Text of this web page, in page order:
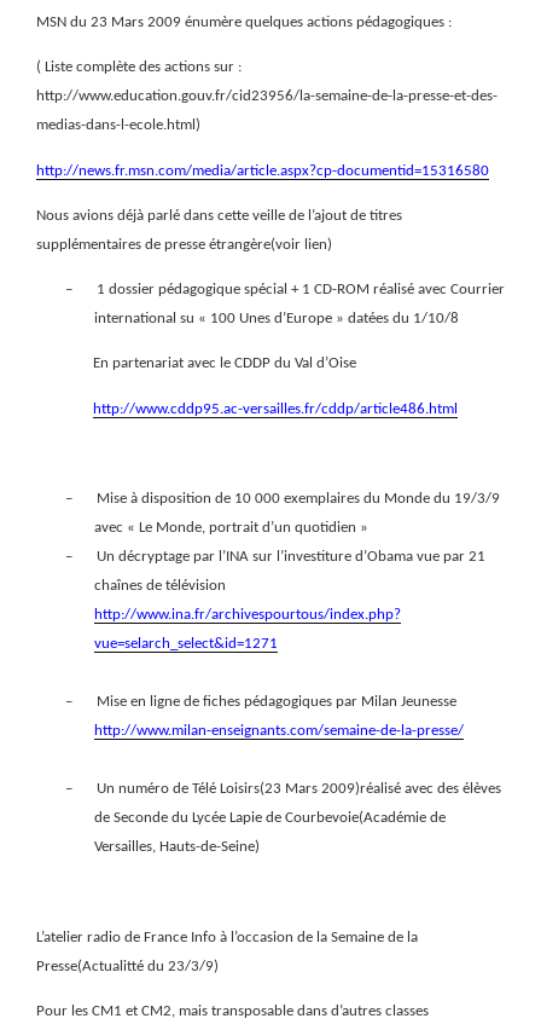
MSN du 23 Mars 2009 énumère quelques actions pédagogiques :
( Liste complète des actions sur :
http://www.education.gouv.fr/cid23956/la-semaine-de-la-presse-et-des-
medias-dans-l-ecole.html)
http://news.fr.msn.com/media/article.aspx?cp-documentid=15316580
Nous avions déjà parlé dans cette veille de l’ajout de titres
supplémentaires de presse étrangère(voir lien)
–
1 dossier pédagogique spécial + 1 CD-ROM réalisé avec Courrier
international su « 100 Unes d’Europe » datées du 1/10/8
En partenariat avec le CDDP du Val d’Oise
http://www.cddp95.ac-versailles.fr/cddp/article486.html
–
Mise à disposition de 10 000 exemplaires du Monde du 19/3/9
avec « Le Monde, portrait d’un quotidien »
–
Un décryptage par l’INA sur l’investiture d’Obama vue par 21
chaînes de télévision
http://www.ina.fr/archivespourtous/index.php?
vue=selarch_select&id=1271
–
Mise en ligne de fiches pédagogiques par Milan Jeunesse
http://www.milan-enseignants.com/semaine-de-la-presse/
–
Un numéro de Télé Loisirs(23 Mars 2009)réalisé avec des élèves
de Seconde du Lycée Lapie de Courbevoie(Académie de
Versailles, Hauts-de-Seine)
L’atelier radio de France Info à l’occasion de la Semaine de la
Presse(Actualitté du 23/3/9)
Pour les CM1 et CM2, mais transposable dans d’autres classes